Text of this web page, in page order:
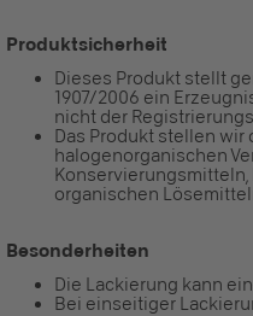
Produktsicherheit
Dieses Produkt stellt
1907/2006 ein
nicht der
Das Produkt stellen wir
halogenorganischen
organischen
Besonderheiten
Die Lackierung kann
Bei einseitiger